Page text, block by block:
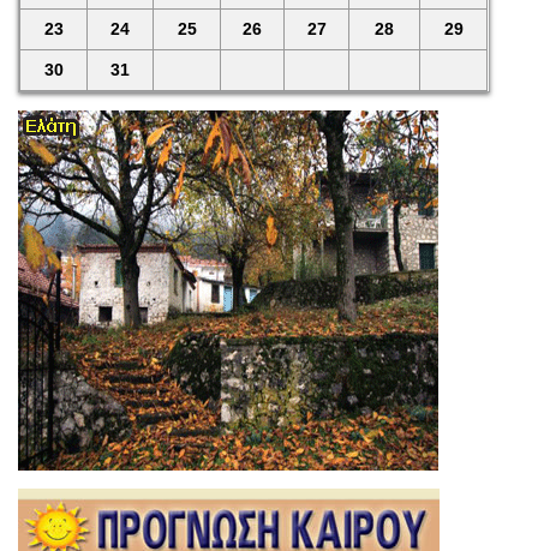
23 24 25 26 27 28 29
30 31